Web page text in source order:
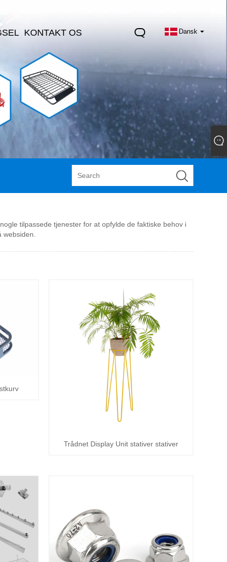
Dansk
KONTAKT OS
tilpassede tjenester for at opfylde de faktiske behov i
Trådnet Display Unit stativer stativer